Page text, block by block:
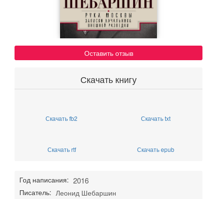
Оставить отзыв
Скачать книгу
Скачать fb2 Скачать txt
Скачать rtf Скачать epub
Год написания: 2016
Писатель: Леонид Шебаршин